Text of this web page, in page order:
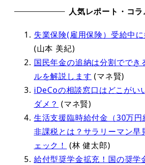
人気レポート・コラ
失業保険(雇用保険）受給中
(山本 美紀)
国民年金の追納は分割ででき
ルを解説します (マネ賢)
iDeCoの相談窓口はどこがい
ダメ？ (マネ賢)
生活支援臨時給付金（30万
非課税とは？サラリーマン早
ェック！ (林 健太郎)
給付型奨学金拡充！国の奨学